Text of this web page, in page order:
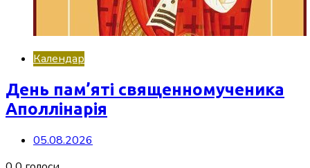
Календар
День пам’яті священномученика
Аполлінарія
05.08.2026